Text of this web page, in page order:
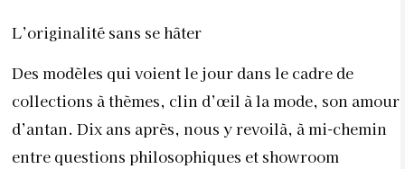
L’originalité sans se hâter
Des modèles qui voient le jour dans le cadre de
collections à thèmes, clin d’œil à la mode, son amour
d’antan. Dix ans après, nous y revoilà, à mi-chemin
entre questions philosophiques et showroom